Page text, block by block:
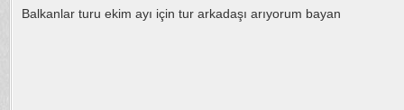
Balkanlar turu ekim ayı için tur arkadaşı arıyorum bayan